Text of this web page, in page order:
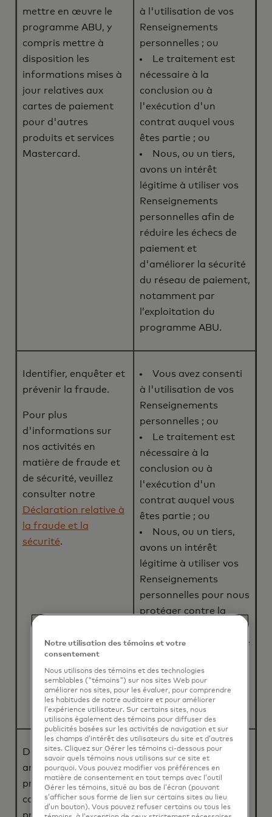
mettre en œuvre le
programme ABU, y
compris mettre à
disposition les
informations mises à
jour relatives aux
cartes de paiement
pour d'autres
produits et services
Mastercard.
à l'utilisation de vos
Renseignements
personnelles ; ou
Le traitement est
nécessaire à la
conclusion ou à
l'exécution d'un
contrat auquel vous
êtes partie ; ou
Nous, ou un tiers,
avons un intérêt
légitime à utiliser vos
Renseignements
personnelles afin de
réduire les échecs de
paiement et
d'améliorer la sécurité
du réseau de paiement,
notamment par
l’exploitation du
programme ABU.
Identifier, enquêter et
prévenir la fraude.
Pour plus
d'informations sur
nos activités en
matière de fraude et
de sécurité, veuillez
consulter notre
Déclaration relative à
la fraude et la
sécurité.
Vous avez consenti
à l'utilisation de vos
Renseignements
personnelles ; ou
Le traitement est
nécessaire à la
conclusion ou à
l'exécution d'un
contrat auquel vous
êtes partie ; ou
Nous, ou un tiers,
avons un intérêt
légitime à utiliser vos
Renseignements
personnelles pour nous
protéger contre la
programme ABU, notre
transactions de
paiement que nous
traitons.
Développer et
améliorer nos
produits, et services (y
compris le
Vous avez consenti
à l'utilisation de vos
Renseignements
personnelles ; ou
Notre utilisation des témoins et votre
consentement
Nous utilisons des témoins et des technologies
semblables ("témoins") sur nos sites Web pour
améliorer nos sites, pour les évaluer, pour comprendre
les habitudes de notre auditoire et pour améliorer
l’expérience utilisateur. Sur certains sites, nous
utilisons également des témoins pour diffuser des
publicités basées sur les activités de navigation et sur
les champs d’intérêt des utilisateurs du site et d’autres
sites. Cliquez sur Gérer les témoins ci-dessous pour
savoir quels témoins nous utilisons sur ce site et
pourquoi. Vous pouvez modifier vos préférences en
matière de consentement en tout temps avec l’outil
Gérer les témoins, situé au bas de l’écran (pouvant
s’afficher sous forme de lien sur certains sites au lieu
d’un bouton). Vous pouvez refuser certains ou tous les